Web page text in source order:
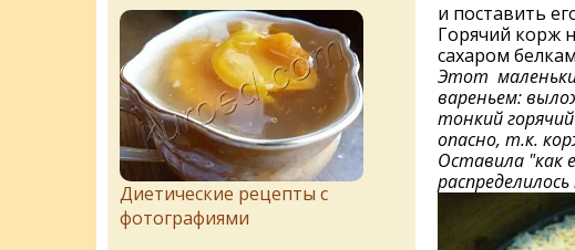
и поставить
Горячий корж
сахаром
Этот
вареньем:
тонкий
опасно, т.к.
Оставила "как
Диетические рецепты с
фотографиями